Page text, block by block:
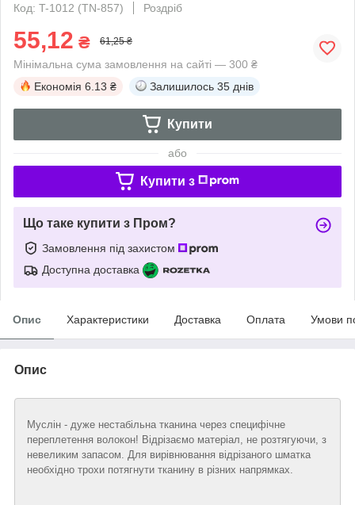
Код: T-1012 (ТN-857)
Роздріб
55,12 ₴ 61,25 ₴
Мінімальна сума замовлення на сайті — 300 ₴
Економія 6.13 ₴ Залишилось 35 днів
Купити
або
Купити з
Що таке купити з Пром?
Замовлення під захистом
Доступна доставка
Опис Характеристики Доставка Оплата Умови
Опис
Муслін - дуже нестабільна тканина через специфічне
переплетення волокон! Відрізаємо матеріал, не розтягуючи, з
невеликим запасом. Для вирівнювання відрізаного шматка
необхідно трохи потягнути тканину в різних напрямках.